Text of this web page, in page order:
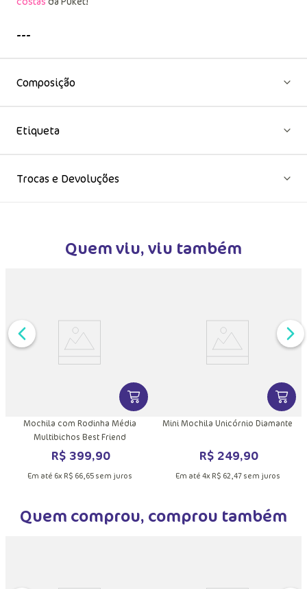
---
Composição
Etiqueta
Trocas e Devoluções
Quem viu, viu também
INFORMAÇÕES DO PRODUTOVER MAIS INFORMAÇÕES DO
Mochila com Rodinha Média
Multibichos Best Friend
R$ 399,90
Em até 6x R$ 66,65sem juros
VER
Mini Mochila Unicórnio Diamante
R$ 249,90
Em até 4x R$ 62,47sem juros
Quem comprou, comprou também